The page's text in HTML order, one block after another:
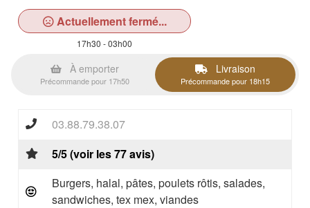
Actuellement fermé...
17h30 - 03h00
À emporter
Précommande pour 17h50
Livraison
Précommande pour 18h15
03.88.79.38.07
5/5 (voir les 77 avis)
Burgers, halal, pâtes, poulets rôtis, salades,
sandwiches, tex mex, viandes